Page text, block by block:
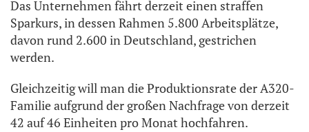
Das Unternehmen fährt derzeit einen straffen
Sparkurs, in dessen Rahmen 5.800 Arbeitsplätze,
davon rund 2.600 in Deutschland, gestrichen
werden.
Gleichzeitig will man die Produktionsrate der A320-
Familie aufgrund der großen Nachfrage von derzeit
42 auf 46 Einheiten pro Monat hochfahren.